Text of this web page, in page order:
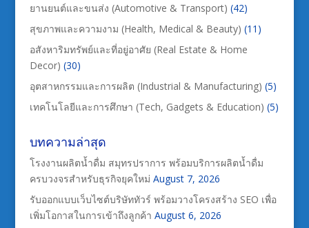
ยานยนต์และขนส่ง (Automotive & Transport) (42)
สุขภาพและความงาม (Health, Medical & Beauty) (11)
อสังหาริมทรัพย์และที่อยู่อาศัย (Real Estate & Home
Decor) (30)
อุตสาหกรรมและการผลิต (Industrial & Manufacturing) (5)
เทคโนโลยีและการศึกษา (Tech, Gadgets & Education) (5)
บทความล่าสุด
โรงงานผลิตน้ำดื่ม สมุทรปราการ พร้อมบริการผลิตน้ำดื่ม
ครบวงจรสำหรับธุรกิจยุคใหม่ August 7, 2026
รับออกแบบเว็บไซต์บริษัททัวร์ พร้อมวางโครงสร้าง SEO เพื่อ
เพิ่มโอกาสในการเข้าถึงลูกค้า August 6, 2026